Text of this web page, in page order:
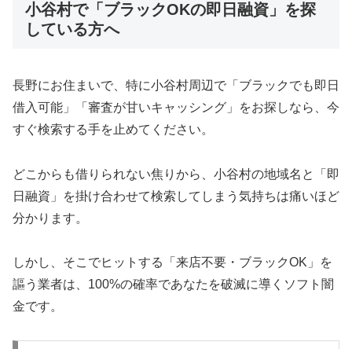
小谷村で「ブラックOKの即日融資」を探
している方へ
長野にお住まいで、特に小谷村周辺で「ブラックでも即日
借入可能」「審査が甘いキャッシング」をお探しなら、今
すぐ検索する手を止めてください。
どこからも借りられない焦りから、小谷村の地域名と「即
日融資」を掛け合わせて検索してしまう気持ちは痛いほど
分かります。
しかし、そこでヒットする「来店不要・ブラックOK」を
謳う業者は、100%の確率であなたを破滅に導くソフト闇
金です。